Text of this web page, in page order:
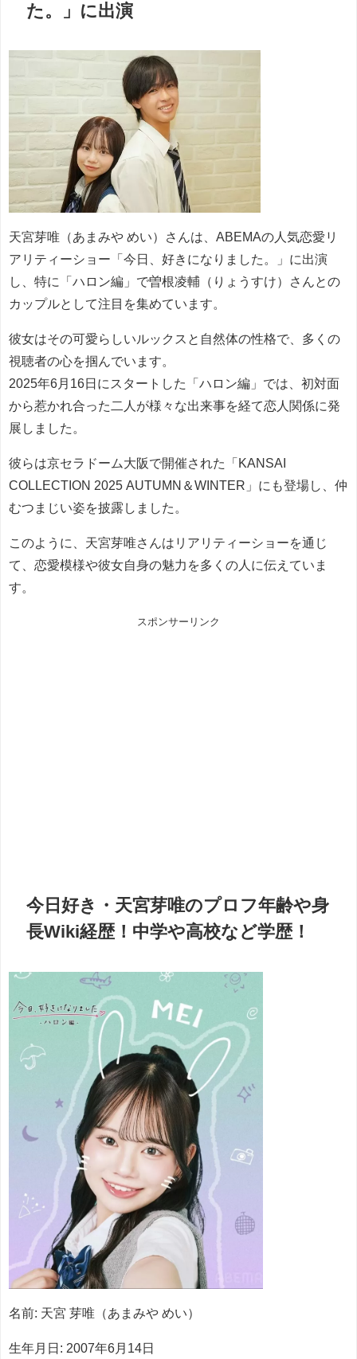
た。」に出演
天宮芽唯（あまみや めい）さんは、ABEMAの人気恋愛リ
アリティーショー「今日、好きになりました。」に出演
し、特に「ハロン編」で曽根凌輔（りょうすけ）さんとの
カップルとして注目を集めています。
彼女はその可愛らしいルックスと自然体の性格で、多くの
視聴者の心を掴んでいます。
2025年6月16日にスタートした「ハロン編」では、初対面
から惹かれ合った二人が様々な出来事を経て恋人関係に発
展しました。
彼らは京セラドーム大阪で開催された「KANSAI
COLLECTION 2025 AUTUMN＆WINTER」にも登場し、仲
むつまじい姿を披露しました。
このように、天宮芽唯さんはリアリティーショーを通じ
て、恋愛模様や彼女自身の魅力を多くの人に伝えていま
す。
スポンサーリンク
今日好き・天宮芽唯のプロフ年齢や身
長Wiki経歴！中学や高校など学歴！
名前: 天宮 芽唯（あまみや めい）
生年月日: 2007年6月14日